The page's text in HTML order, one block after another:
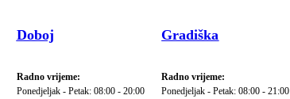
Doboj
Radno vrijeme:
Ponedjeljak - Petak: 08:00 - 20:00
Gradiška
Radno vrijeme:
Ponedjeljak - Petak: 08:00 - 21:00